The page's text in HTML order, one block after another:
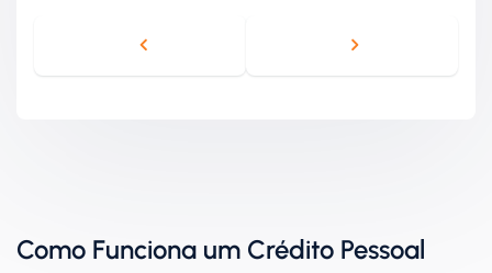
Como Funciona um Crédito Pessoal